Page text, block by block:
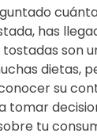
has
tostadas son
dietas,
su
tomar
tu